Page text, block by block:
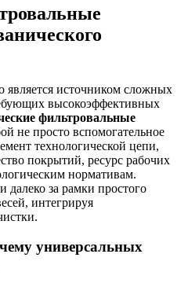
является источником сложных
высокоэффективных
фильтровальные
не просто вспомогательное
технологической цепи,
покрытий, ресурс рабочих
нормативам.
за рамки простого
интегрируя
универсальных